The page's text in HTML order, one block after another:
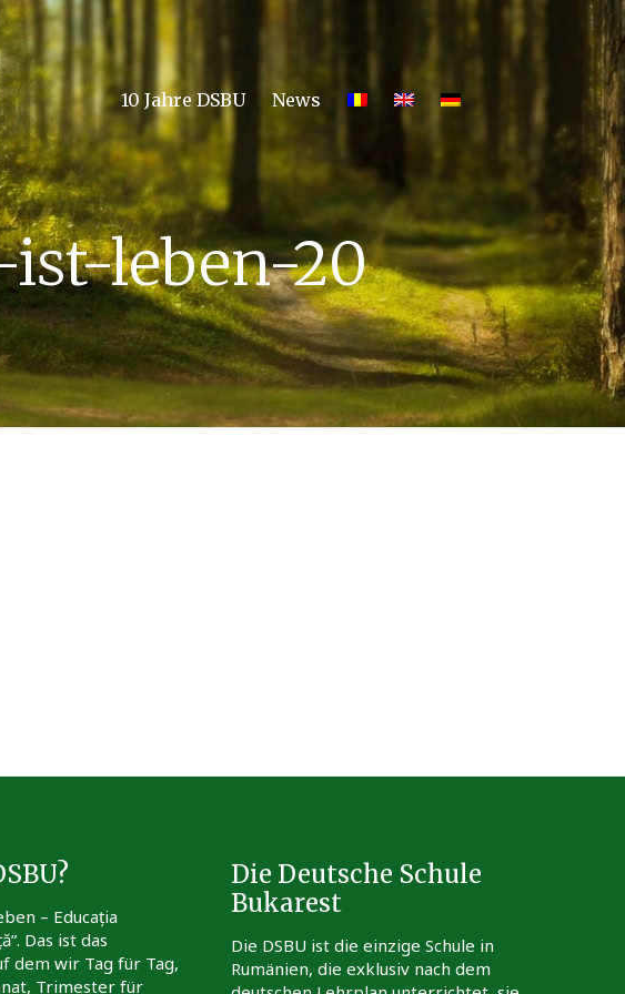
10 Jahre DSBU News
leben-20
– Educația
Das ist das
dem wir Tag für Tag,
Trimester für
Die Deutsche Schule
Bukarest
Die DSBU ist die einzige Schule in
Rumänien, die exklusiv nach dem